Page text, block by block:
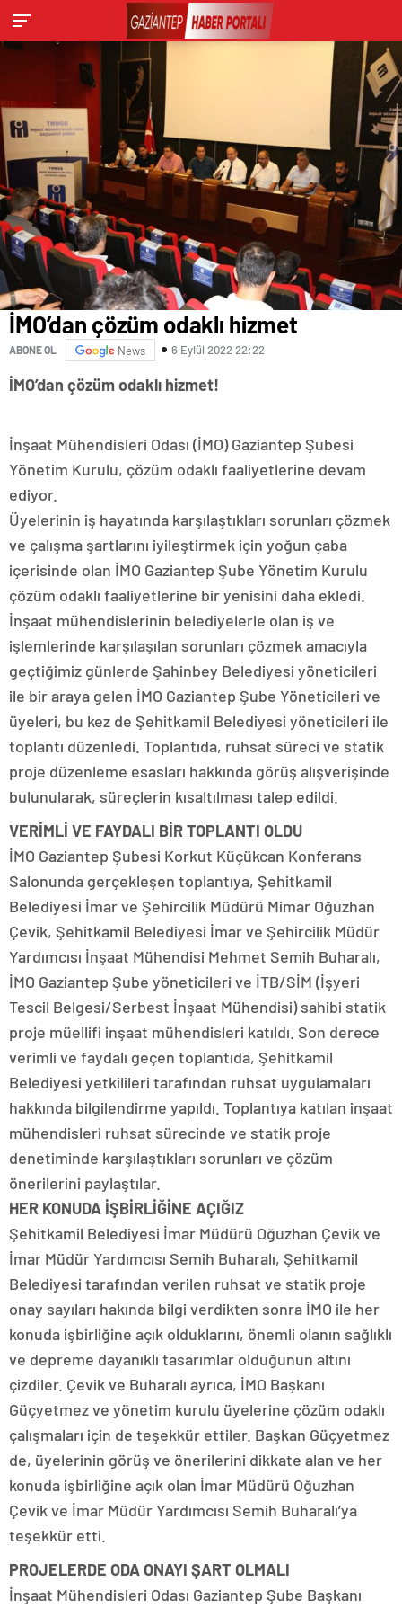
İMO’dan çözüm odaklı hizmet
ABONE OL News 6 Eylül 2022 22:22
İMO’dan çözüm odaklı hizmet!
İnşaat Mühendisleri Odası (İMO) Gaziantep Şubesi
Yönetim Kurulu, çözüm odaklı faaliyetlerine devam
ediyor.
Üyelerinin iş hayatında karşılaştıkları sorunları çözmek
ve çalışma şartlarını iyileştirmek için yoğun çaba
içerisinde olan İMO Gaziantep Şube Yönetim Kurulu
çözüm odaklı faaliyetlerine bir yenisini daha ekledi.
İnşaat mühendislerinin belediyelerle olan iş ve
işlemlerinde karşılaşılan sorunları çözmek amacıyla
geçtiğimiz günlerde Şahinbey Belediyesi yöneticileri
ile bir araya gelen İMO Gaziantep Şube Yöneticileri ve
üyeleri, bu kez de Şehitkamil Belediyesi yöneticileri ile
toplantı düzenledi. Toplantıda, ruhsat süreci ve statik
proje düzenleme esasları hakkında görüş alışverişinde
bulunularak, süreçlerin kısaltılması talep edildi.
VERİMLİ VE FAYDALI BİR TOPLANTI OLDU
İMO Gaziantep Şubesi Korkut Küçükcan Konferans
Salonunda gerçekleşen toplantıya, Şehitkamil
Belediyesi İmar ve Şehircilik Müdürü Mimar Oğuzhan
Çevik, Şehitkamil Belediyesi İmar ve Şehircilik Müdür
Yardımcısı İnşaat Mühendisi Mehmet Semih Buharalı,
İMO Gaziantep Şube yöneticileri ve İTB/SİM (İşyeri
Tescil Belgesi/Serbest İnşaat Mühendisi) sahibi statik
proje müellifi inşaat mühendisleri katıldı. Son derece
verimli ve faydalı geçen toplantıda, Şehitkamil
Belediyesi yetkilileri tarafından ruhsat uygulamaları
hakkında bilgilendirme yapıldı. Toplantıya katılan inşaat
mühendisleri ruhsat sürecinde ve statik proje
denetiminde karşılaştıkları sorunları ve çözüm
önerilerini paylaştılar.
HER KONUDA İŞBİRLİĞİNE AÇIĞIZ
Şehitkamil Belediyesi İmar Müdürü Oğuzhan Çevik ve
İmar Müdür Yardımcısı Semih Buharalı, Şehitkamil
Belediyesi tarafından verilen ruhsat ve statik proje
onay sayıları hakında bilgi verdikten sonra İMO ile her
konuda işbirliğine açık olduklarını, önemli olanın sağlıklı
ve depreme dayanıklı tasarımlar olduğunun altını
çizdiler. Çevik ve Buharalı ayrıca, İMO Başkanı
Güçyetmez ve yönetim kurulu üyelerine çözüm odaklı
çalışmaları için de teşekkür ettiler. Başkan Güçyetmez
de, üyelerinin görüş ve önerilerini dikkate alan ve her
konuda işbirliğine açık olan İmar Müdürü Oğuzhan
Çevik ve İmar Müdür Yardımcısı Semih Buharalı’ya
teşekkür etti.
PROJELERDE ODA ONAYI ŞART OLMALI
İnşaat Mühendisleri Odası Gaziantep Şube Başkanı